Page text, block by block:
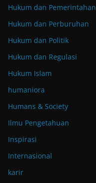
Hukum dan Pemerintahan
Hukum dan Perburuhan
Hukum dan Politik
Hukum dan Regulasi
Hukum Islam
humaniora
Humans & Society
Ilmu Pengetahuan
Inspirasi
Internasional
karir